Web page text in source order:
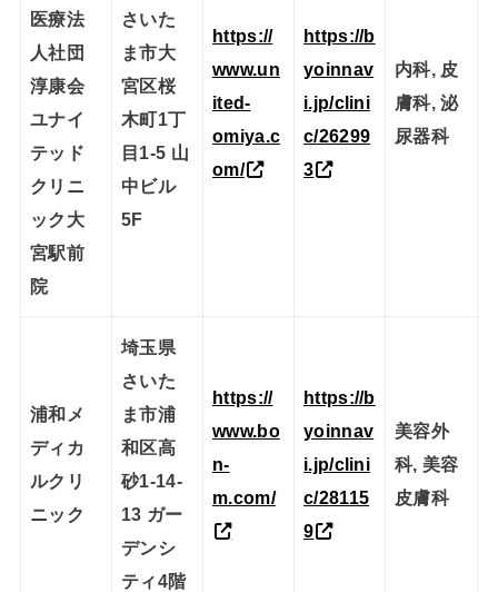
医療法
人社団
淳康会
ユナイ
テッド
クリニ
ック大
宮駅前
院
さいた
ま市大
宮区桜
木町1丁
目1-5 山
中ビル
5F
https://
www.un
ited-
omiya.c
om/
https://b
yoinnav
i.jp/clini
c/26299
3
内科, 皮
膚科, 泌
尿器科
浦和メ
ディカ
ルクリ
ニック
埼玉県
さいた
ま市浦
和区高
砂1-14-
13 ガー
デンシ
ティ4階
https://
www.bo
n-
m.com/
https://b
yoinnav
i.jp/clini
c/28115
9
美容外
科, 美容
皮膚科